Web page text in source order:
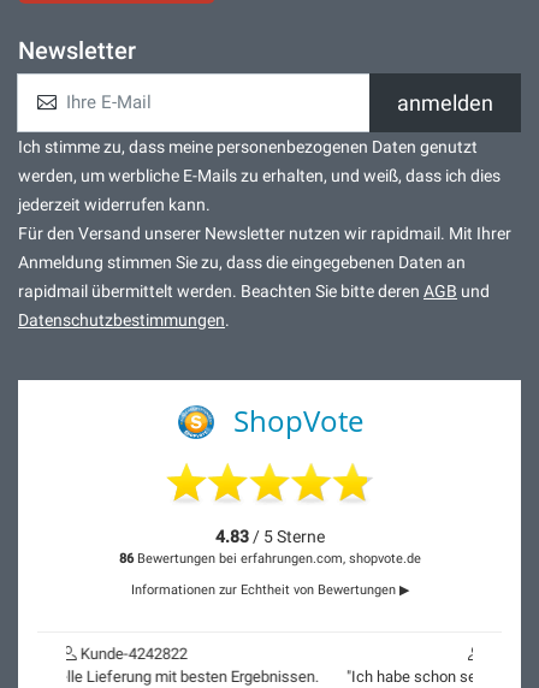
Newsletter
anmelden
Ich stimme zu, dass meine personenbezogenen Daten genutzt
werden, um werbliche E-Mails zu erhalten, und weiß, dass ich dies
jederzeit widerrufen kann.
Für den Versand unserer Newsletter nutzen wir rapidmail. Mit Ihrer
Anmeldung stimmen Sie zu, dass die eingegebenen Daten an
rapidmail übermittelt werden. Beachten Sie bitte deren AGB und
Datenschutzbestimmungen.
ShopVote
4.83/ 5 Sterne
86Bewertungen bei erfahrungen.com, shopvote.de
Informationen zur Echtheit von Bewertungen ▶
"Ich habe schon sehr viele Bilder bei Artido auf Canvas